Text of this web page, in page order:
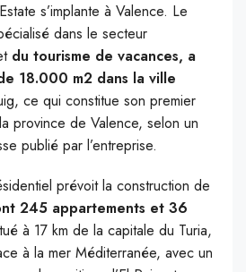
s’implante à Valence. Le
dans le secteur
du tourisme de vacances, a
18.000 m2 dans la ville
ce qui constitue son premier
province de Valence, selon un
publié par l’entreprise.
prévoit la construction de
245 appartements et 36
à 17 km de la capitale du Turia,
à la mer Méditerranée, avec un